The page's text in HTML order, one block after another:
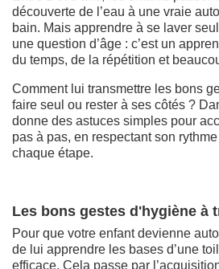
découverte de l’eau à une vraie
bain. Mais apprendre à se laver
une question d’âge : c’est un
du temps, de la répétition et
Comment lui transmettre les bons
faire seul ou rester à ses côtés ?
donne des astuces simples pour
pas à pas, en respectant son
chaque étape.
Les bons gestes d'hygiène à
Pour que votre enfant devienne
de lui apprendre les bases d’une
efficace. Cela passe par